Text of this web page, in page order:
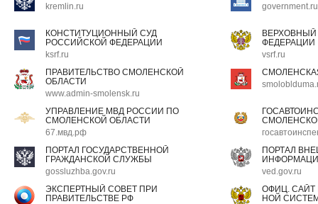
kremlin.ru
government.ru
КОНСТИТУЦИОННЫЙ СУД
РОССИЙСКОЙ ФЕДЕРАЦИИ
ksrf.ru
ФЕДЕРАЦИИ
vsrf.ru
ПРАВИТЕЛЬСТВО СМОЛЕНСКОЙ
ОБЛАСТИ
www.admin-smolensk.ru
УПРАВЛЕНИЕ МВД РОССИИ ПО
СМОЛЕНСКОЙ ОБЛАСТИ
67.мвд.рф
ПОРТАЛ ГОСУДАРСТВЕННОЙ
ГРАЖДАНСКОЙ СЛУЖБЫ
gossluzhba.gov.ru
ПОРТАЛ
ved.gov.ru
ЭКСПЕРТНЫЙ СОВЕТ ПРИ
ПРАВИТЕЛЬСТВЕ РФ
ОФИЦ.
НОЙ